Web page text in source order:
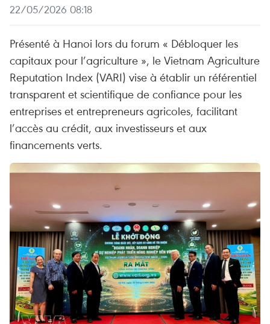
22/05/2026 08:18
Présenté à Hanoi lors du forum « Débloquer les
capitaux pour l’agriculture », le Vietnam Agriculture
Reputation Index (VARI) vise à établir un référentiel
transparent et scientifique de confiance pour les
entreprises et entrepreneurs agricoles, facilitant
l’accès au crédit, aux investisseurs et aux
financements verts.